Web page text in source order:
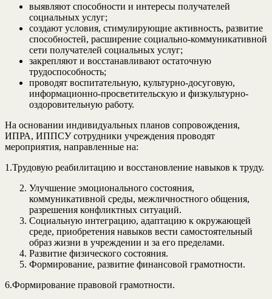
выявляют способности и интересы получателей
социальных услуг;
создают условия, стимулирующие активность, развитие
способностей, расширение социально-коммуникативной
сети получателей социальных услуг;
закрепляют и восстанавливают остаточную
трудоспособность;
проводят воспитательную, культурно-досуговую,
информационно-просветительскую и физкультурно-
оздоровительную работу.
На основании индивидуальных планов сопровождения,
ИПРА, ИППСУ сотрудники учреждения проводят
мероприятия, направленные на:
1.Трудовую реабилитацию и восстановление навыков к труду.
Улучшение эмоционального состояния,
коммуникативной среды, межличностного общения,
разрешения конфликтных ситуаций.
Социальную интеграцию, адаптацию к окружающей
среде, приобретения навыков вести самостоятельный
образ жизни в учреждении и за его пределами.
Развитие физического состояния.
Формирование, развитие финансовой грамотности.
6.Формирование правовой грамотности.